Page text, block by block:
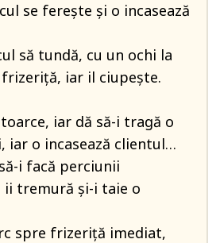
se ferește și o incasează
să tundă, cu un ochi la
iar il ciupește.
iar dă să-i tragă o
iar o incasează clientul…
i facă perciunii
tremură și-i taie o
spre frizeriță imediat,